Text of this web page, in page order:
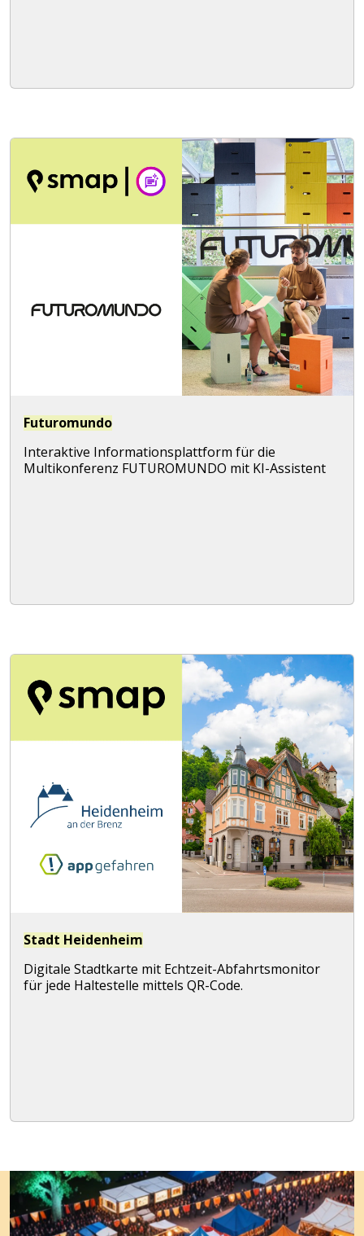
Futuromundo
Interaktive Informationsplattform für die
Multikonferenz FUTUROMUNDO mit KI-Assistent
Stadt Heidenheim
Digitale Stadtkarte mit Echtzeit-Abfahrtsmonitor
für jede Haltestelle mittels QR-Code.